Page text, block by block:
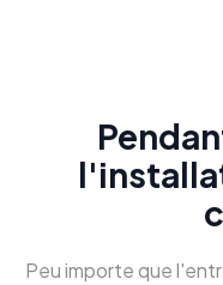
Peu importe que